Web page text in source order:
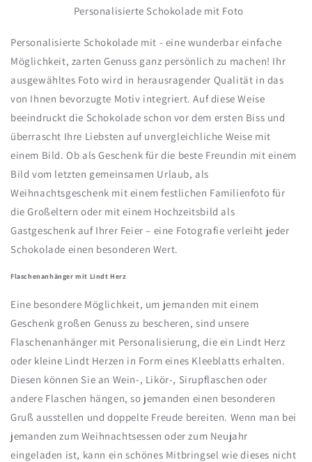
Personalisierte Schokolade mit Foto
Personalisierte Schokolade mit - eine wunderbar einfache
Möglichkeit, zarten Genuss ganz persönlich zu machen! Ihr
ausgewähltes Foto wird in herausragender Qualität in das
von Ihnen bevorzugte Motiv integriert. Auf diese Weise
beeindruckt die Schokolade schon vor dem ersten Biss und
überrascht Ihre Liebsten auf unvergleichliche Weise mit
einem Bild. Ob als Geschenk für die beste Freundin mit einem
Bild vom letzten gemeinsamen Urlaub, als
Weihnachtsgeschenk mit einem festlichen Familienfoto für
die Großeltern oder mit einem Hochzeitsbild als
Gastgeschenk auf Ihrer Feier – eine Fotografie verleiht jeder
Schokolade einen besonderen Wert.
Flaschenanhänger mit Lindt Herz
Eine besondere Möglichkeit, um jemanden mit einem
Geschenk großen Genuss zu bescheren, sind unsere
Flaschenanhänger mit Personalisierung, die ein Lindt Herz
oder kleine Lindt Herzen in Form eines Kleeblatts erhalten.
Diesen können Sie an Wein-, Likör-, Sirupflaschen oder
andere Flaschen hängen, so jemanden einen besonderen
Gruß ausstellen und doppelte Freude bereiten. Wenn man bei
jemanden zum Weihnachtsessen oder zum Neujahr
eingeladen ist, kann ein schönes Mitbringsel wie dieses nicht